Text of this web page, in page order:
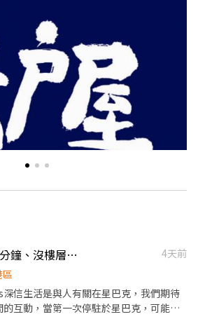
👍 昆陽捷運站步行五分鐘、沒樓層不用爬樓梯 歡迎二度就業或夜校生
4天前
深信生活是與人有關在星巴克，我們期待
互動，當第一次停駐於星巴克，可能是